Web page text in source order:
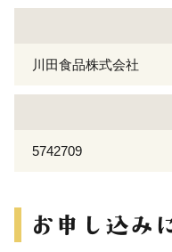
川田食品株式会社
5742709